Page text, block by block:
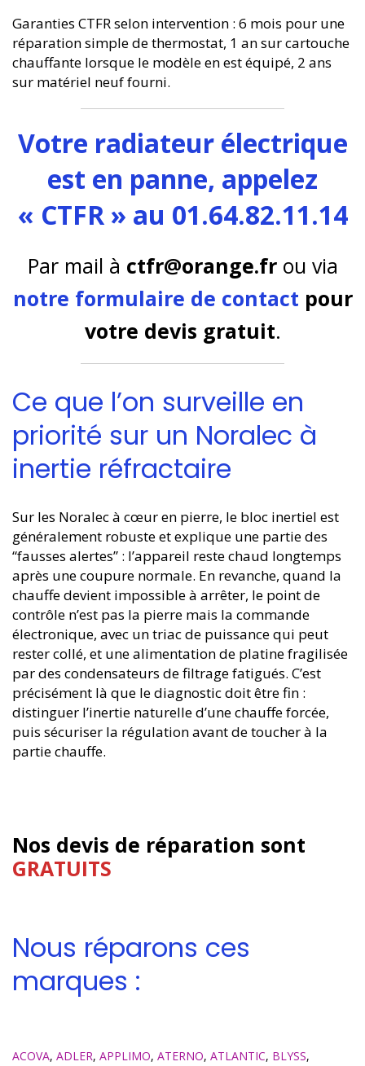
Garanties CTFR selon intervention : 6 mois pour une
réparation simple de thermostat, 1 an sur cartouche
chauffante lorsque le modèle en est équipé, 2 ans
sur matériel neuf fourni.
Votre radiateur électrique
est en panne, appelez
« CTFR » au 01.64.82.11.14
Par mail à ctfr@orange.frou via
notre formulaire de contact pour
votre devis gratuit.
Ce que l’on surveille en
priorité sur un Noralec à
inertie réfractaire
Sur les Noralec à cœur en pierre, le bloc inertiel est
généralement robuste et explique une partie des
“fausses alertes” : l’appareil reste chaud longtemps
après une coupure normale. En revanche, quand la
chauffe devient impossible à arrêter, le point de
contrôle n’est pas la pierre mais la commande
électronique, avec un triac de puissance qui peut
rester collé, et une alimentation de platine fragilisée
par des condensateurs de filtrage fatigués. C’est
précisément là que le diagnostic doit être fin :
distinguer l’inertie naturelle d’une chauffe forcée,
puis sécuriser la régulation avant de toucher à la
partie chauffe.
Nos devis de réparation sont
GRATUITS
Nous réparons ces
marques :
ACOVA, ADLER, APPLIMO, ATERNO, ATLANTIC, BLYSS,